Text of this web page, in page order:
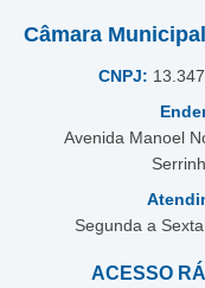
Câmara
CNPJ:
Avenida Manoel
Segunda a
ACESSO